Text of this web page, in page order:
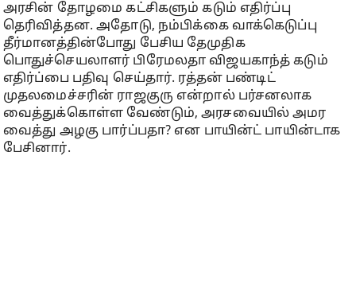
அரசின் தோழமை கட்சிகளும் கடும் எதிர்ப்பு
தெரிவித்தன. அதோடு, நம்பிக்கை வாக்கெடுப்பு
தீர்மானத்தின்போது பேசிய தேமுதிக
பொதுச்செயலாளர் பிரேமலதா விஜயகாந்த் கடும்
எதிர்ப்பை பதிவு செய்தார். ரத்தன் பண்டிட்
முதலமைச்சரின் ராஜகுரு என்றால் பர்சனலாக
வைத்துக்கொள்ள வேண்டும், அரசவையில் அமர
வைத்து அழகு பார்ப்பதா? என பாயின்ட் பாயின்டாக
பேசினார்.